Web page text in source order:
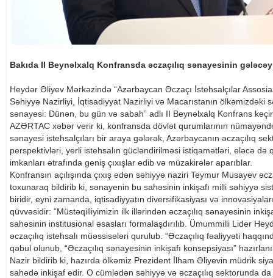
Bakıda II Beynəlxalq Konfransda əczaçılıq sənayesinin
Heydər Əliyev Mərkəzində “Azərbaycan Əczaçı İstehsalçılar
Səhiyyə Nazirliyi, İqtisadiyyat Nazirliyi və Macarıstanın ölkəmizdəki
sənayesi: Dünən, bu gün və sabah” adlı II Beynəlxalq Konfrans
AZƏRTAC xəbər verir ki, konfransda dövlət qurumlarının
sənayesi istehsalçıları bir araya gələrək, Azərbaycanın əczaçılıq
perspektivləri, yerli istehsalın gücləndirilməsi istiqamətləri, eləcə də
imkanları ətrafında geniş çıxışlar edib və müzakirələr aparıblar.
Konfransın açılışında çıxış edən səhiyyə naziri Teymur Musayev
toxunaraq bildirib ki, sənayenin bu sahəsinin inkişafı milli səhiyyə
biridir, eyni zamanda, iqtisadiyyatın diversifikasiyası və
qüvvəsidir: “Müstəqilliyimizin ilk illərindən əczaçılıq sənayesinin
sahəsinin institusional əsasları formalaşdırılıb. Ümummilli Lider
əczaçılıq istehsalı müəssisələri qurulub. “Əczaçılıq fəaliyyəti
qəbul olunub, “Əczaçılıq sənayesinin inkişafı konsepsiyası”
Nazir bildirib ki, hazırda ölkəmiz Prezident İlham Əliyevin müdrik
sahədə inkişaf edir. O cümlədən səhiyyə və əczaçılıq sektorunda